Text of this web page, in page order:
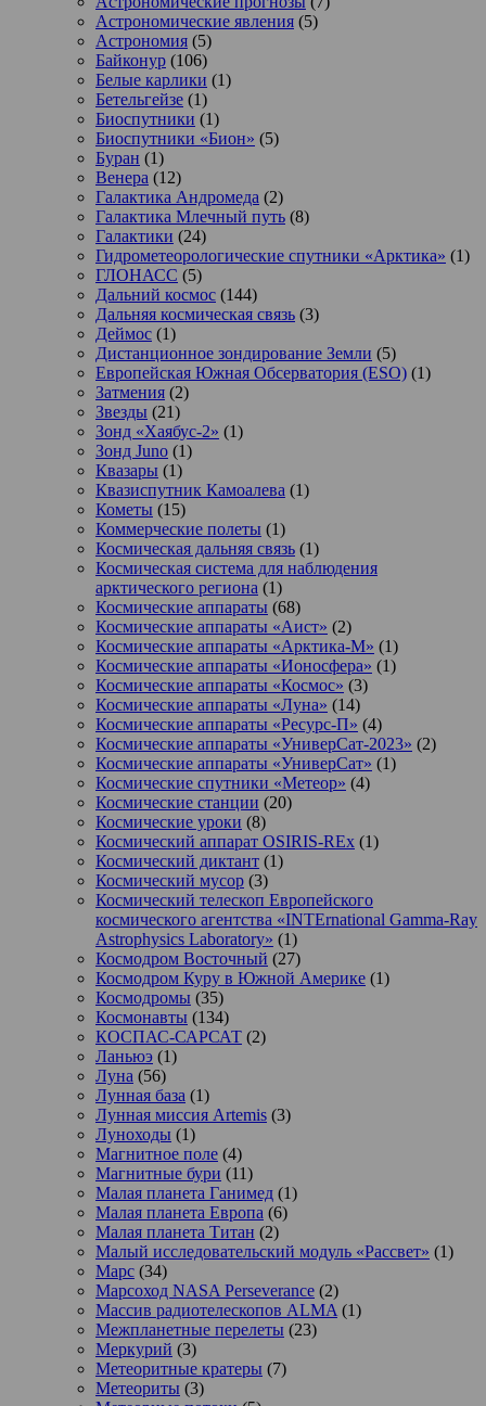
Астрономические явления (5)
Астрономия (5)
Байконур (106)
Белые карлики (1)
Бетельгейзе (1)
Биоспутники (1)
Биоспутники «Бион» (5)
Буран (1)
Венера (12)
Галактика Андромеда (2)
Галактика Млечный путь (8)
Галактики (24)
Гидрометеорологические спутники «Арктика» (1)
ГЛОНАСС (5)
Дальний космос (144)
Дальняя космическая связь (3)
Деймос (1)
Дистанционное зондирование Земли (5)
Европейская Южная Обсерватория (ESO) (1)
Затмения (2)
Звезды (21)
Зонд «Хаябус-2» (1)
Зонд Juno (1)
Квазары (1)
Квазиспутник Камоалева (1)
Кометы (15)
Коммерческие полеты (1)
Космическая дальняя связь (1)
Космическая система для наблюдения
арктического региона (1)
Космические аппараты (68)
Космические аппараты «Аист» (2)
Космические аппараты «Арктика-М» (1)
Космические аппараты «Ионосфера» (1)
Космические аппараты «Космос» (3)
Космические аппараты «Луна» (14)
Космические аппараты «Ресурс-П» (4)
Космические аппараты «УниверСат-2023» (2)
Космические аппараты «УниверСат» (1)
Космические спутники «Метеор» (4)
Космические станции (20)
Космические уроки (8)
Космический аппарат OSIRIS-REx (1)
Космический диктант (1)
Космический мусор (3)
Космический телескоп Европейского
космического агентства «INTErnational Gamma-Ray
Astrophysics Laboratory» (1)
Космодром Восточный (27)
Космодром Куру в Южной Америке (1)
Космодромы (35)
Космонавты (134)
КОСПАС-САРСАТ (2)
Ланьюэ (1)
Луна (56)
Лунная база (1)
Лунная миссия Artemis (3)
Луноходы (1)
Магнитное поле (4)
Магнитные бури (11)
Малая планета Ганимед (1)
Малая планета Европа (6)
Малая планета Титан (2)
Малый исследовательский модуль «Рассвет» (1)
Марс (34)
Марсоход NASA Perseverance (2)
Массив радиотелескопов ALMA (1)
Межпланетные перелеты (23)
Меркурий (3)
Метеоритные кратеры (7)
Метеориты (3)